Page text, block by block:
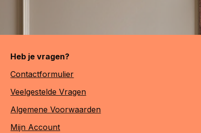
Heb je vragen?
Contactformulier
Veelgestelde Vragen
Algemene Voorwaarden
Mijn Account